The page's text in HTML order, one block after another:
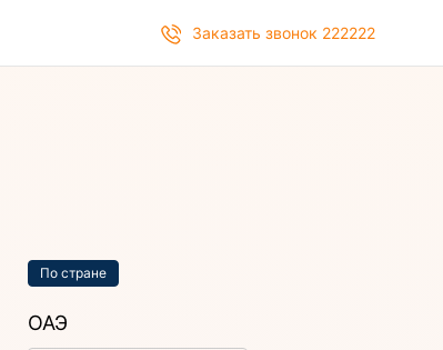
Заказать звонок 222222
По стране
ОАЭ